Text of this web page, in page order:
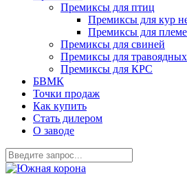
Премиксы для птиц
Премиксы для кур
Премиксы для
Премиксы для свиней
Премиксы для
Премиксы для КРС
БВМК
Точки продаж
Как купить
Стать дилером
О заводе